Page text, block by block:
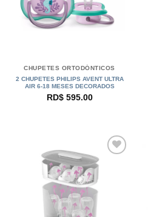
CHUPETES ORTODÓNTICOS
2 CHUPETES PHILIPS AVENT ULTRA
AIR 6-18 MESES DECORADOS
RD$595.00